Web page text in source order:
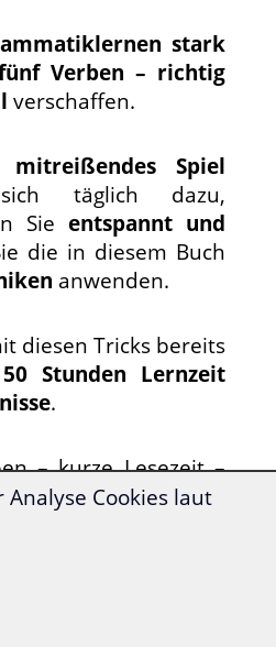
stark
Verben – richtig
verschaffen.
Spiel
täglich dazu,
Sieentspannt und
die in diesem Buch
anwenden.
diesen Tricks bereits
Stunden Lernzeit
.
– kurze Lesezeit –
Cookies laut